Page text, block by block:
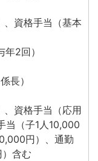
資格手当（基本
2回）
長）
資格手当（応用
当（子1人10,000
円）、通勤
含む